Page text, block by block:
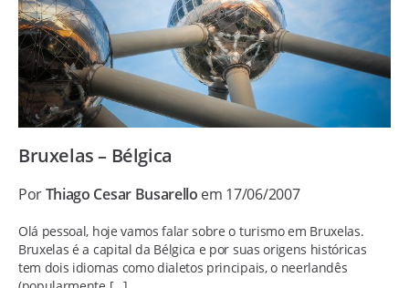
Bruxelas – Bélgica
PorThiago Cesar Busarello em 17/06/2007
Olá pessoal, hoje vamos falar sobre o turismo em Bruxelas.
Bruxelas é a capital da Bélgica e por suas origens históricas
tem dois idiomas como dialetos principais, o neerlandês